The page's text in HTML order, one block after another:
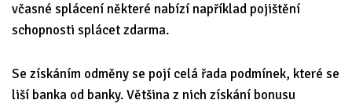
včasné splácení některé nabízí například pojištění
schopnosti splácet zdarma.
Se získáním odměny se pojí celá řada podmínek, které se
liší banka od banky. Většina z nich získání bonusu